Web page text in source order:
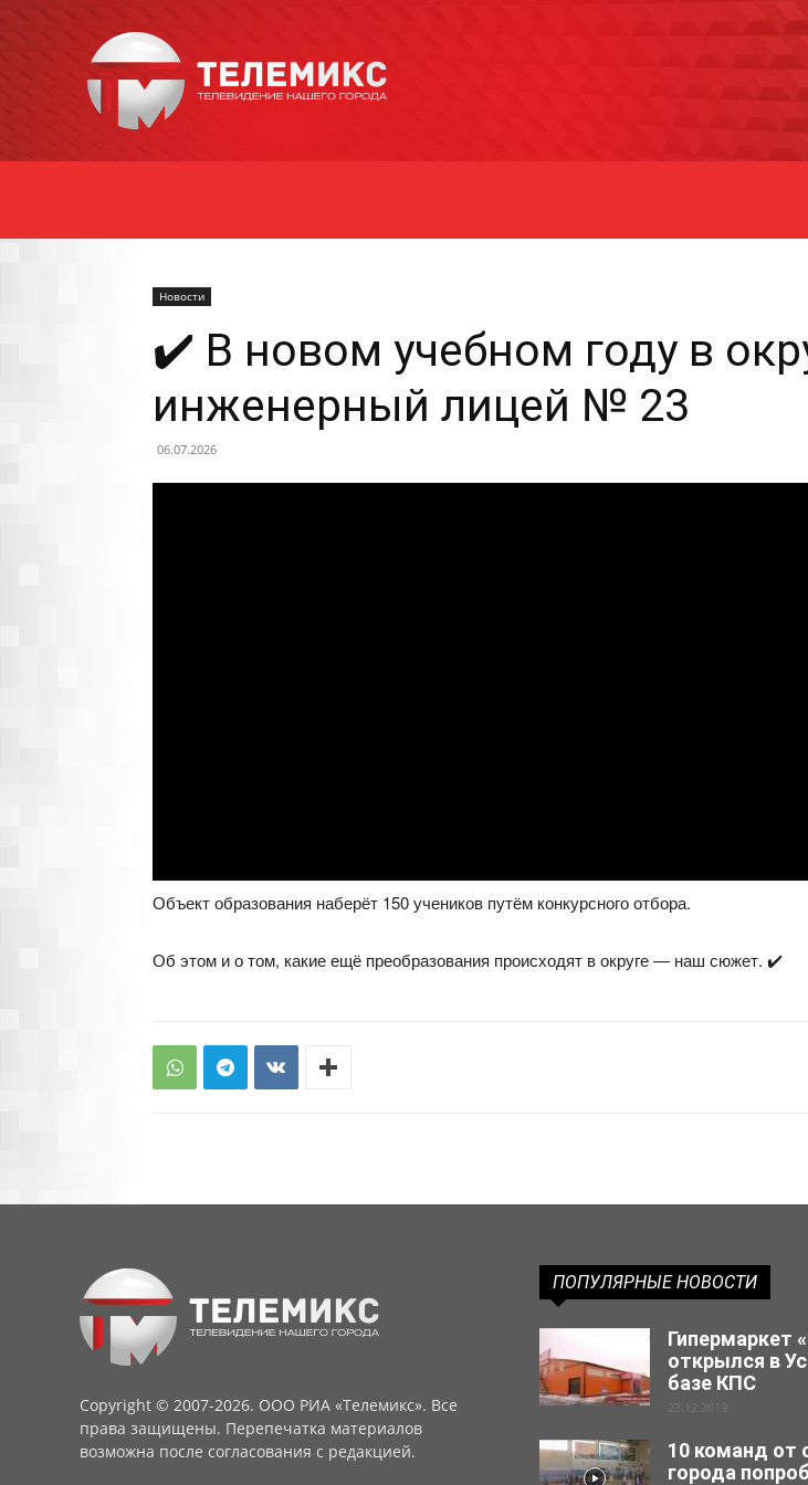
Уссурийска
Новости
✔️ В новом учебном году в
инженерный лицей № 23
06.07.2026
Объект образования наберёт 150 учеников путём конкурсного отбора.
Об этом и о том, какие ещё преобразования происходят в округе — наш сюжет. ✔️
Copyright © 2007-2026. ООО РИА «Телемикс». Все
права защищены. Перепечатка материалов
возможна после согласования с редакцией.
ПОПУЛЯРНЫЕ НОВОСТИ
Гипермаркет
открылся в
базе КПС
23.12.2019
10 команд от
города